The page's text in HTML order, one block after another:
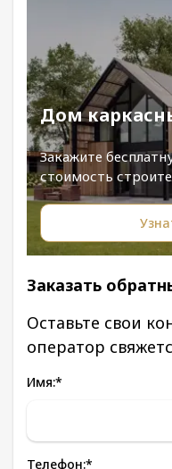
Дом
Закажите
стоимость
Заказать
Оставьте свои
оператор
Имя:*
Телефон:*